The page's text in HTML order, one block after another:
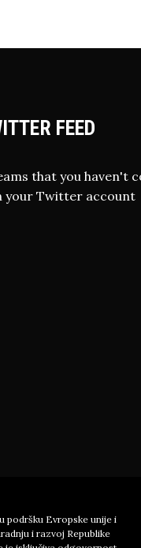
FEED
that you haven't
your Twitter account
podršku Evropske unije i
i razvoj Republike